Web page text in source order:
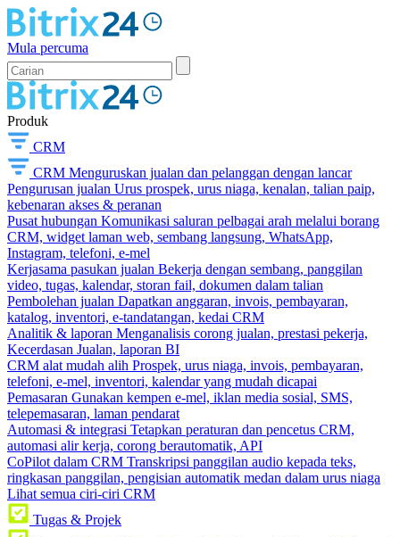
Mula percuma
Produk
CRM
CRM Menguruskan jualan dan pelanggan dengan lancar
Pengurusan jualan Urus prospek, urus niaga, kenalan, talian paip,
kebenaran akses & peranan
Pusat hubungan Komunikasi saluran pelbagai arah melalui borang
CRM, widget laman web, sembang langsung, WhatsApp,
Instagram, telefoni, e-mel
Kerjasama pasukan jualan Bekerja dengan sembang, panggilan
video, tugas, kalendar, storan fail, dokumen dalam talian
Pembolehan jualan Dapatkan anggaran, invois, pembayaran,
katalog, inventori, e-tandatangan, kedai CRM
Analitik & laporan Menganalisis corong jualan, prestasi pekerja,
Kecerdasan Jualan, laporan BI
CRM alat mudah alih Prospek, urus niaga, invois, pembayaran,
telefoni, e-mel, inventori, kalendar yang mudah dicapai
Pemasaran Gunakan kempen e-mel, iklan media sosial, SMS,
telepemasaran, laman pendarat
Automasi & integrasi Tetapkan peraturan dan pencetus CRM,
automasi alir kerja, corong berautomatik, API
CoPilot dalam CRM Transkripsi panggilan audio kepada teks,
ringkasan panggilan, pengisian automatik medan dalam urus niaga
Lihat semua ciri-ciri CRM
Tugas & Projek